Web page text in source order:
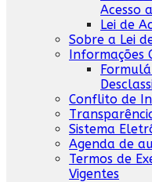
Acesso
Lei de
Sobre a Lei
Informações
Conflito de
Sistema
Agenda de
Termos de
Vigentes